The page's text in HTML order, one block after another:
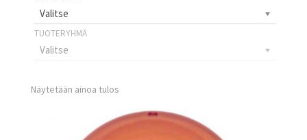
Valitse
Valitse
Näytetään ainoa tulos